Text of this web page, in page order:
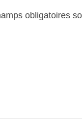
obligatoires